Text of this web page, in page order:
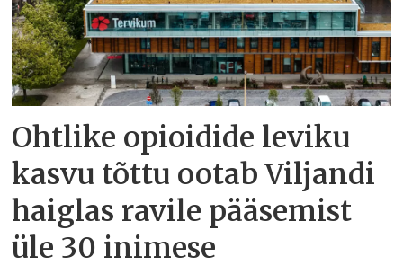
Ohtlike opioidide leviku
kasvu tõttu ootab Viljandi
haiglas ravile pääsemist
üle 30 inimese